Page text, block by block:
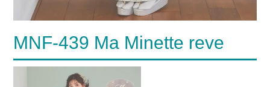
MNF-439 Ma Minette reve